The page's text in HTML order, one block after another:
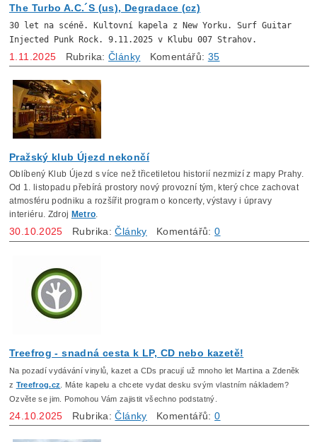
The Turbo A.C.´S (us), Degradace (cz)
30 let na scéně. Kultovní kapela z New Yorku. Surf Guitar
Injected Punk Rock. 9.11.2025 v Klubu 007 Strahov.
1.11.2025 Rubrika:Články Komentářů: 35
Pražský klub Újezd nekončí
Oblíbený Klub Újezd s více než třicetiletou historií nezmizí z mapy Prahy.
Od 1. listopadu přebírá prostory nový provozní tým, který chce zachovat
atmosféru podniku a rozšířit program o koncerty, výstavy i úpravy
interiéru. Zdroj Metro.
30.10.2025 Rubrika:Články Komentářů:0
Treefrog - snadná cesta k LP, CD nebo kazetě!
Na pozadí vydávání vinylů, kazet a CDs pracují už mnoho let Martina a Zdeněk
z Treefrog.cz
. Máte kapelu a chcete vydat desku svým vlastním nákladem?
Ozvěte se jim. Pomohou Vám zajistit všechno podstatný.
24.10.2025 Rubrika:Články Komentářů:0